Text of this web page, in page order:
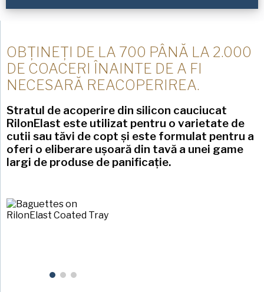
Pan GLO
Runex
Turbel
USA Pan
OBȚINEȚI DE LA 700 PÂNĂ LA 2.000
DE COACERI ÎNAINTE DE A FI
NECESARĂ REACOPERIREA.
Stratul de acoperire din silicon cauciucat
RilonElast este utilizat pentru o varietate de
cutii sau tăvi de copt și este formulat pentru a
oferi o eliberare ușoară din tavă a unei game
largi de produse de panificație.
de
Telefon
Adresa
de
e-
mail (Required)
Țară(Required)
Consent (Required)
Da, am citit și am înțeles